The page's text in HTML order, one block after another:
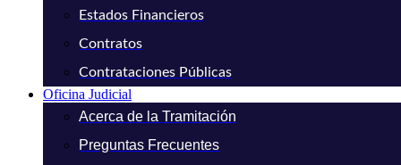
Estados Financieros
Contratos
Contrataciones Públicas
Oficina Judicial
Acerca de la Tramitación
Preguntas Frecuentes